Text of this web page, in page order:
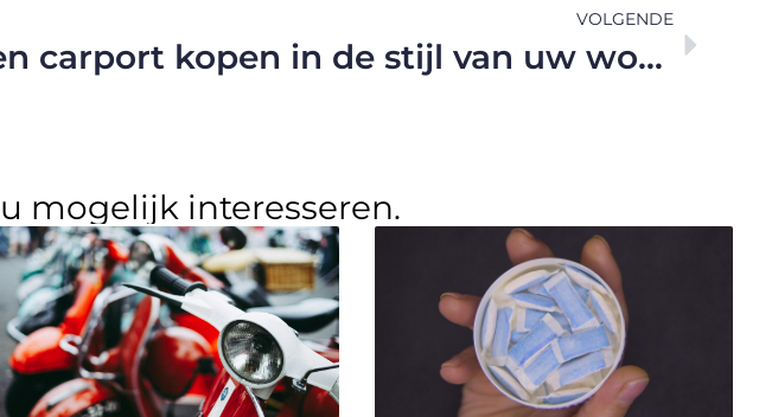
VOLGENDE
Een carport kopen in de stijl van uw woning
mogelijk interesseren.